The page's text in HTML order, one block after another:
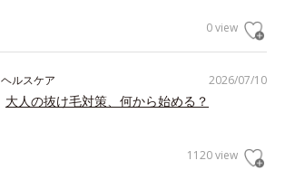
0 view
2026/07/10
ヘルスケア
大人の抜け毛対策、何から始める？
1120 view